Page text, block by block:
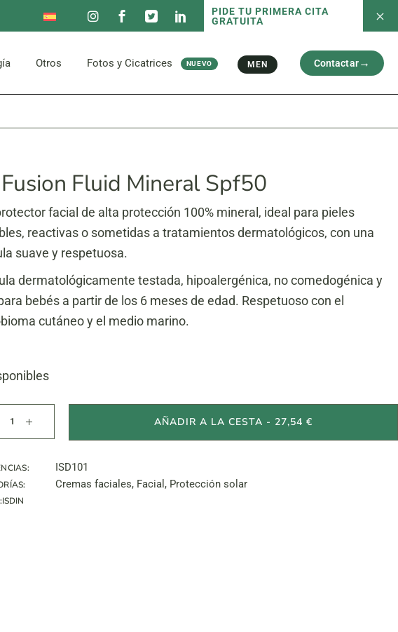
PIDE TU PRIMERA CITA
GRATUITA
Capilar
Otros
Otros servicios
Fotos y Cicatrices NUEVO
Fotos antes/después
MEN
Cara
Contactar
Brazos y Piernas
Otros serviciosFotos antes/después
Fluid Mineral Spf50
facial de alta protección 100% mineral, ideal para pieles
reactivas o sometidas a tratamientos dermatológicos, con una
suave y respetuosa.
dermatológicamente testada, hipoalergénica, no comedogénica y
bebés a partir de los 6 meses de edad. Respetuoso con el
cutáneo y el medio marino.
AÑADIR A LA CESTA - 27,54 €
ISD101
Cremas faciales, Facial , Protección solar
ISDIN